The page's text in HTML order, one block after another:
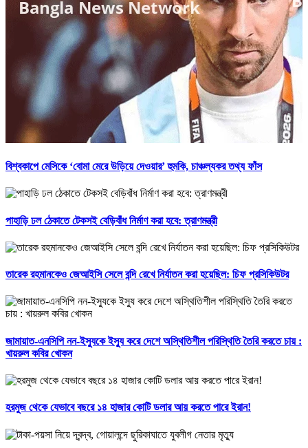
বিশ্বকাপে মেসিকে ‘বোমা মেরে উড়িয়ে দেওয়ার’ হুমকি, চাঞ্চল্যকর তথ্য ফাঁস
পাহাড়ি ঢল ঠেকাতে টেকসই বেড়িবাঁধ নির্মাণ করা হবে: ত্রাণমন্ত্রী
তারেক রহমানকেও জেআইসি সেলে বন্দি রেখে নির্যাতন করা হয়েছিল: চিফ প্রসিকিউটর
জামায়াত-এনসিপি নন-ইস্যুকে ইস্যু করে দেশে অস্থিতিশীল পরিস্থিতি তৈরি করতে চায় :
খায়রুল কবির খোকন
হরমুজ থেকে যেভাবে বছরে ১৪ হাজার কোটি ডলার আয় করতে পারে ইরান!